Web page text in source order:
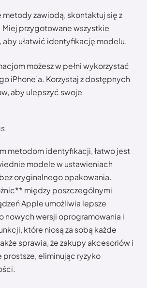
metody zawiodą, skontaktuj się z
przygotowane wszystkie
aby ułatwić identyfikację modelu.
możesz w pełni wykorzystać
iPhone’a. Korzystaj z dostępnych
aby ulepszyć swoje
metodom identyfikacji, łatwo jest
modele w ustawieniach
oryginalnego opakowania.
między poszczególnymi
Apple umożliwia lepsze
nowych wersji oprogramowania i
które niosą za sobą każde
sprawia, że zakupy akcesoriów i
prostsze, eliminując ryzyko